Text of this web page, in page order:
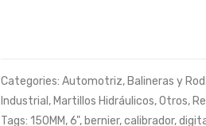
Categories: Automotriz, Balineras y
Industrial , Martillos Hidráulicos,Otros,
Tags: 150MM,6", bernier,calibrador,